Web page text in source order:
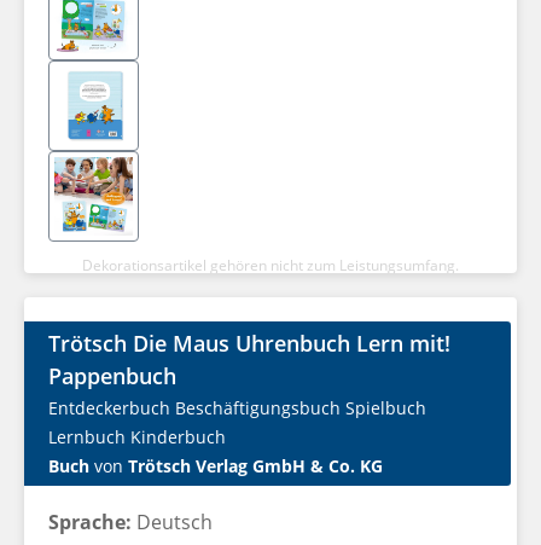
Dekorationsartikel gehören nicht zum Leistungsumfang.
Trötsch Die Maus Uhrenbuch Lern mit!
Pappenbuch
Entdeckerbuch Beschäftigungsbuch Spielbuch
Lernbuch Kinderbuch
Buch von Trötsch Verlag GmbH & Co. KG
Sprache: Deutsch